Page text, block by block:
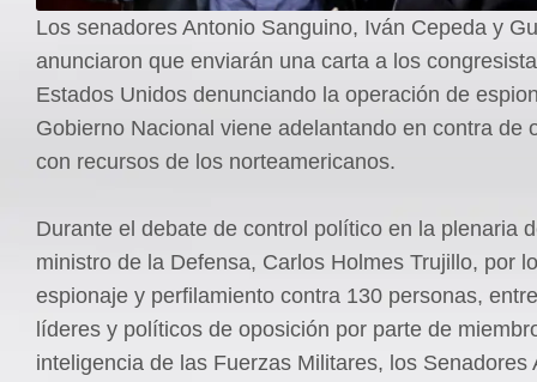
Los senadores Antonio Sanguino, Iván Cepeda y
anunciaron que enviarán una carta a los
Estados Unidos denunciando la operación de
Gobierno Nacional viene adelantando en contra de
con recursos de los norteamericanos.
Durante el debate de control político en la plenaria
ministro de la Defensa, Carlos Holmes Trujillo, por
espionaje y perfilamiento contra 130 personas,
líderes y políticos de oposición por parte de
inteligencia de las Fuerzas Militares, los Senadores